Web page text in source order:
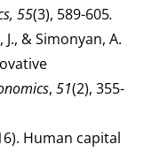
55(3), 589-605.
& Simonyan, A.
, 51(2), 355-
Human capital